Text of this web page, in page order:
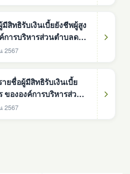
สิทธิรับเงินเบี้ยยังชีพผู้สูง
การบริหารส่วนตำบลดง
ระจำปีงบประมาณ 2568
2567
ยชื่อผู้มีสิทธิรับเงินเบี้ย
ขององค์การบริหารส่วน
องใต้ ประจำ
2567